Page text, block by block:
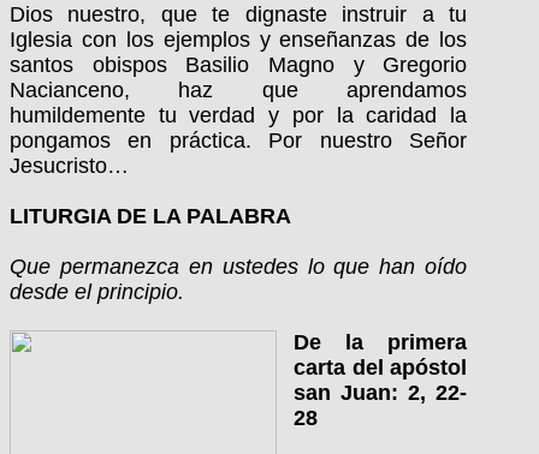
Dios nuestro, que te dignaste instruir a tu
Iglesia con los ejemplos y enseñanzas de los
santos obispos Basilio Magno y Gregorio
Nacianceno, haz que aprendamos
humildemente tu verdad y por la caridad la
pongamos en práctica. Por nuestro Señor
Jesucristo…
LITURGIA DE LA PALABRA
Que permanezca en ustedes lo que han oído
desde el principio.
De la primera
carta del apóstol
san Juan: 2, 22-
28